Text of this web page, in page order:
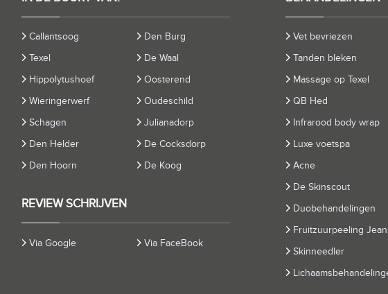
Callantsoog
Texel
Hippolytushoef
Wieringerwerf
Schagen
Den Helder
Den Hoorn
Den Burg
De Waal
Oosterend
Oudeschild
Julianadorp
De Cocksdorp
De Koog
REVIEW SCHRIJVEN
Via Google Via FaceBook
Vet bevriezen
Tanden bleken
Massage op Texel
QB Hed
Infrarood body wrap
Luxe voetspa
Acne
De Skinscout
Duobehandelingen
Fruitzuurpeeling Jean
Skinneedler